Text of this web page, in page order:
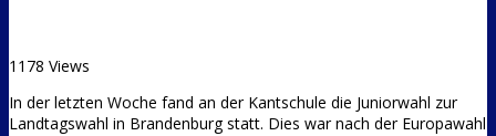
1178 Views
In der letzten Woche fand an der Kantschule die Juniorwahl zur
Landtagswahl in Brandenburg statt. Dies war nach der Europawahl